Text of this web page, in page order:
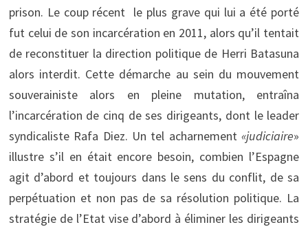
prison. Le coup récent le plus grave qui lui a été porté
fut celui de son incarcération en 2011, alors qu’il tentait
de reconstituer la direction politique de Herri Batasuna
alors interdit. Cette démarche au sein du mouvement
souverainiste alors en pleine mutation, entraîna
l’incarcération de cinq de ses dirigeants, dont le leader
syndicaliste Rafa Diez. Un tel acharnement«judiciaire»
illustre s’il en était encore besoin, combien l’Espagne
agit d’abord et toujours dans le sens du conflit, de sa
perpétuation et non pas de sa résolution politique. La
stratégie de l’Etat vise d’abord à éliminer les dirigeants